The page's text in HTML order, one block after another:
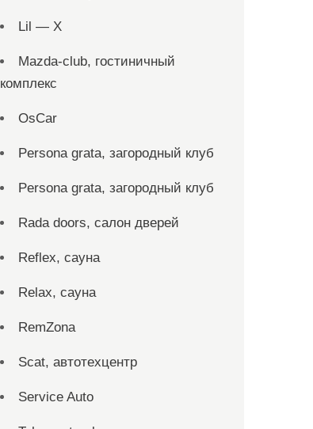
Lil — X
Mazda-club, гостиничный
комплекс
OsCar
Persona grata, загородный клуб
Persona grata, загородный клуб
Rada doors, салон дверей
Reflex, сауна
Relax, сауна
RemZona
Scat, автотехцентр
Service Auto